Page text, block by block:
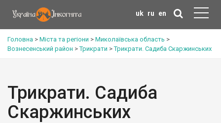
uk ru en
Головна > Міста та регіони > Миколаївська область >
Вознесенський район >Трикрати >Трикрати. Садиба Скаржинських
Трикрати. Садиба
Скаржинських